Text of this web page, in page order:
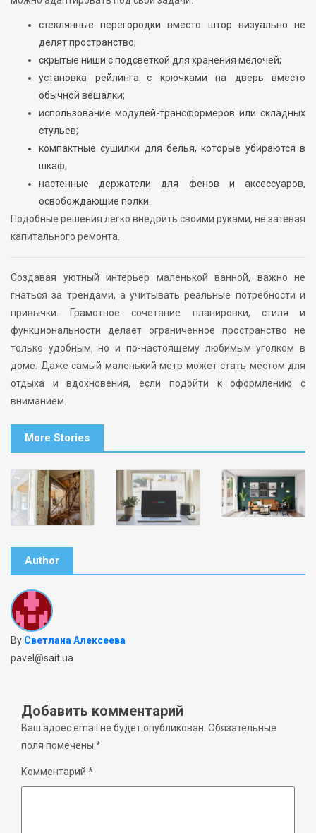
стеклянные перегородки вместо штор визуально не
делят пространство;
скрытые ниши с подсветкой для хранения мелочей;
установка рейлинга с крючками на дверь вместо
обычной вешалки;
использование модулей-трансформеров или складных
стульев;
компактные сушилки для белья, которые убираются в
шкаф;
настенные держатели для фенов и аксессуаров,
освобождающие полки.
Подобные решения легко внедрить своими руками, не затевая
капитального ремонта.
Создавая уютный интерьер маленькой ванной, важно не
гнаться за трендами, а учитывать реальные потребности и
привычки. Грамотное сочетание планировки, стиля и
функциональности делает ограниченное пространство не
только удобным, но и по-настоящему любимым уголком в
доме. Даже самый маленький метр может стать местом для
отдыха и вдохновения, если подойти к оформлению с
вниманием.
More Stories
Author
By Светлана Алексеева
pavel@sait.ua
Добавить комментарий
Ваш адрес email не будет опубликован. Обязательные
поля помечены *
Комментарий *